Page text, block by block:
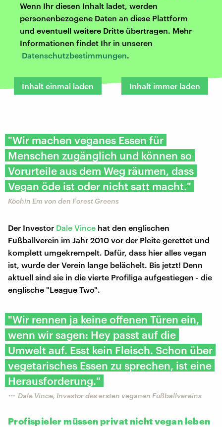
Wenn Ihr diesen Inhalt ladet, werden
personenbezogene Daten an diese Plattform
und eventuell weitere Dritte übertragen. Mehr
Informationen findet Ihr in unseren
Datenschutzbestimmungen.
Inhalt einmal laden Inhalt immer laden
"Wir machen veganes Essen für
Menschen zugänglich und können so
Vorurteile aus dem Weg räumen, dass
Vegan öde ist oder nicht satt macht."
Köchin Em von den Forest Greens
Der Investor Dale Vince hat den englischen
Fußballverein im Jahr 2010 vor der Pleite gerettet und
komplett umgekrempelt. Dafür, dass hier alles vegan
ist, wurde der Verein lange belächelt. Bis jetzt! Denn
aktuell sind sie in die vierte Profiliga aufgestiegen - die
englische "League Two".
"Wir rennen ja keine offenen Türen ein,
wenn wir sagen: Hey passt auf die
Umwelt auf. Esst kein Fleisch. Schon über
vegetarisches Essen zu sprechen, ist eine
Herausforderung."
Dale Vince, Investor des ersten veganen Fußballvereins
Profispieler müssen privat nicht vegan leben